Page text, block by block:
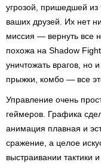
угрозой, пришедшей
ваших друзей. Их нет
миссия — вернуть все
похожа на Shadow
уничтожать врагов, но
прыжки, комбо — все
Управление очень
геймеров. Графика
анимация плавная и
сражение, а целое
выстраивании тактики и